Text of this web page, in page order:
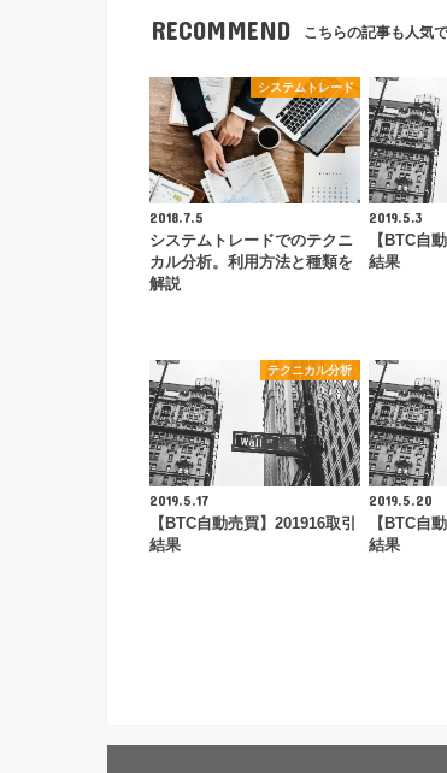
RECOMMEND こちらの記事も人気で
システムトレード
2018.7.5
システムトレードでのテクニ
カル分析。利用方法と種類を
解説
2019.5.3
【BTC自
結果
テクニカル分析
2019.5.17
【BTC自動売買】201916取引
結果
2019.5.20
【BTC自
結果